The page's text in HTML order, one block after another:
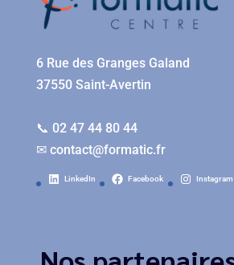
6 Rue des Granges Galand
37550 Saint-Avertin
📞 02 47 44 80 44
✉ contact@formatic.fr
LinkedIn Facebook Instagram